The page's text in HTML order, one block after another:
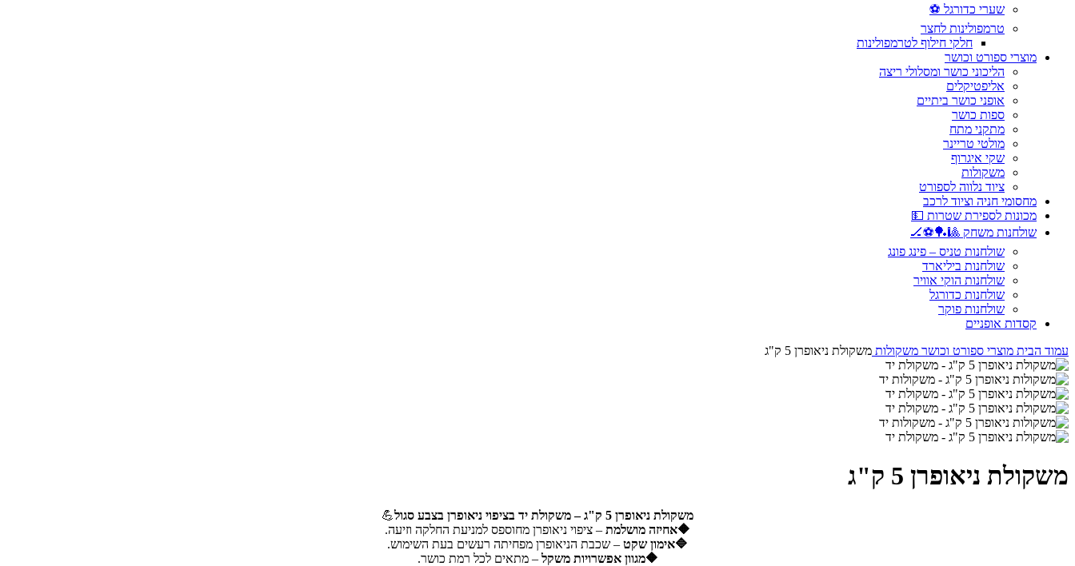
שערי כדורגל ⚽
טרמפולינות לחצר
חלקי חילוף לטרמפולינות
מוצרי ספורט וכושר
הליכוני כושר ומסלולי ריצה
אליפטיקלים
אופני כושר ביתיים
ספות כושר
מתקני מתח
מולטי טריינר
שקי איגרוף
משקולות
ציוד נלווה לספורט
מחסומי חניה וציוד לרכב
מכונות לספירת שטרות 💵
שולחנות משחק 🎱🏓⚽🏒
שולחנות טניס – פינג פונג
שולחנות ביליארד
שולחנות הוקי אוויר
שולחנות כדורגל
שולחנות פוקר
קסדות אופניים
עמוד הבית מוצרי ספורט וכושר משקולות משקולת ניאופרן 5 ק"ג
משקולת ניאופרן 5 ק"ג
משקולת ניאופרן 5 ק"ג – משקולת יד בציפוי ניאופרן בצבע סגול
💪
🔶אחיזה מושלמת – ציפוי ניאופרן מחוספס למניעת החלקה וזיעה.
🔷אימון שקט – שכבת הניאופרן מפחיתה רעשים בעת השימוש.
🔶מגוון אפשרויות משקל – מתאים לכל רמת כושר.